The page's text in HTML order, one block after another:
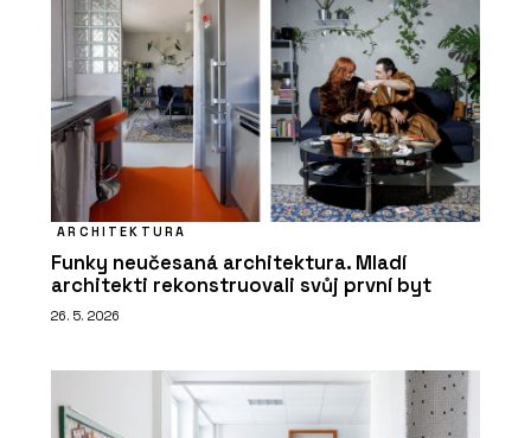
ARCHITEKTURA
Funky neučesaná architektura. Mladí
architekti rekonstruovali svůj první byt
26. 5. 2026